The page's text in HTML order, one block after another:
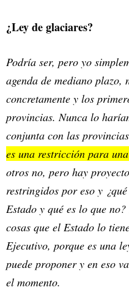
¿Ley de glaciares?
Podría ser, pero yo
agenda de mediano plazo,
concretamente y los
provincias. Nunca lo
conjunta con las
es una restricción para
otros no, pero hay
restringidos por eso y
Estado y qué es lo que
cosas que el Estado lo
Ejecutivo, porque es una
puede proponer y en eso
el momento.